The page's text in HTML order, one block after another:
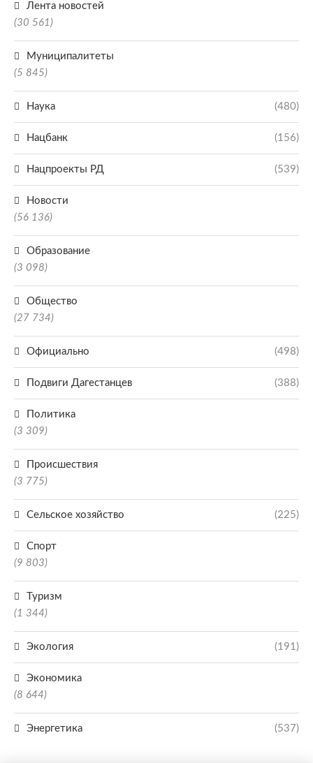
Лента новостей
(30 561)
Муниципалитеты
(5 845)
Наука (480)
Нацбанк (156)
Нацпроекты РД (539)
Новости
(56 136)
Образование
(3 098)
Общество
(27 734)
Официально (498)
Подвиги Дагестанцев (388)
Политика
(3 309)
Происшествия
(3 775)
Сельское хозяйство (225)
Спорт
(9 803)
Туризм
(1 344)
Экология (191)
Экономика
(8 644)
Энергетика (537)